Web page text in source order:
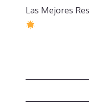
Las Mejores